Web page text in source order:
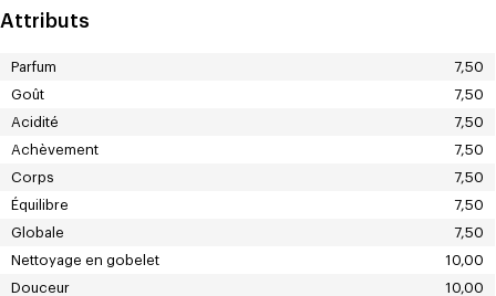
Attributs
Parfum
7,50
Goût
7,50
Acidité
7,50
Achèvement
7,50
Corps
7,50
Équilibre
7,50
Globale
7,50
Nettoyage en gobelet
10,00
Douceur
10,00